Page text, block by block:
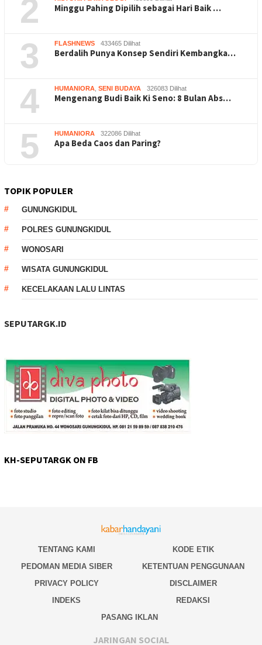
2 Minggu Pahing Dipilih sebagai Hari Baik …
3 FLASHNEWS 433465 Dilihat
Berdalih Punya Konsep Sendiri Kembangka…
4 HUMANIORA SENI BUDAYA 326083 Dilihat
Mengenang Budi Baik Ki Seno: 8 Bulan Abs…
5 HUMANIORA 322086 Dilihat
Apa Beda Caos dan Paring?
TOPIK POPULER
GUNUNGKIDUL
POLRES GUNUNGKIDUL
WONOSARI
WISATA GUNUNGKIDUL
KECELAKAAN LALU LINTAS
SEPUTARGK.ID
KH-SEPUTARGK ON FB
TENTANG KAMI
KODE ETIK
PEDOMAN MEDIA SIBER
KETENTUAN PENGGUNAAN
PRIVACY POLICY
DISCLAIMER
INDEKS
REDAKSI
PASANG IKLAN
JARINGAN SOCIAL